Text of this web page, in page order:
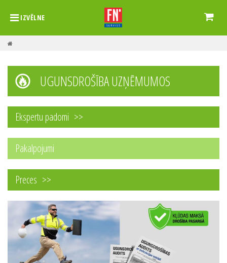
IZVĒLNE
UGUNSDROŠĪBA UZŅĒMUMOS
Ekspertu padomi
Pakalpojumi
Preces